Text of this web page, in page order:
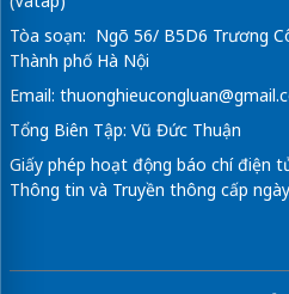
Tòa soạn: Ngõ 56/ B5D6 Trương
Thành phố Hà Nội
Email:
Tổng Biên Tập: Vũ Đức Thuận
Giấy phép hoạt động báo chí điện
Thông tin và Truyền thông cấp